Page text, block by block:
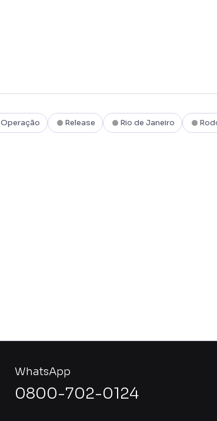
Operação Release Rio de Janeiro
WhatsApp
0800-702-0124